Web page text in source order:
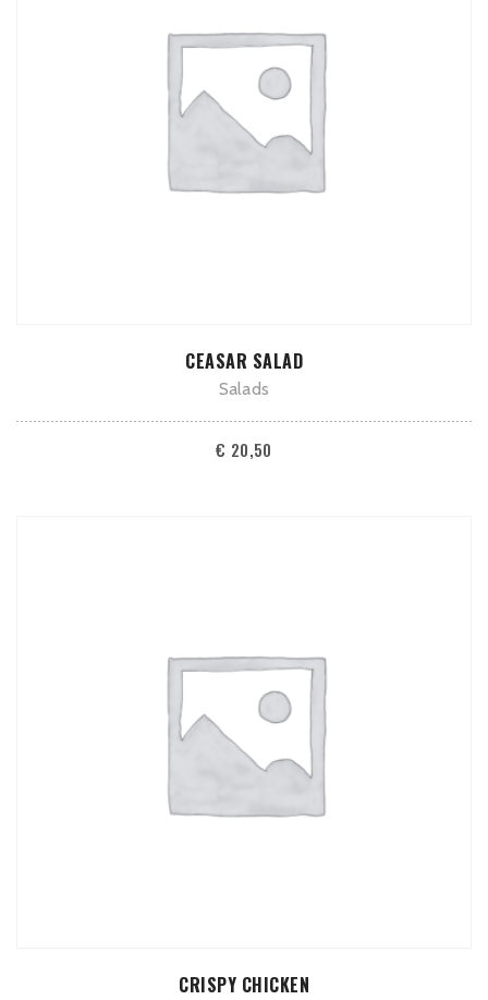
TOEVOEGEN AAN WINKELWAGEN
CEASAR SALAD
Salads
€ 20,50
TOEVOEGEN AAN WINKELWAGEN
CRISPY CHICKEN